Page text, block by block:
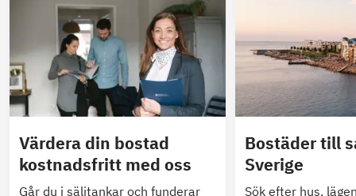
Värdera din bostad
kostnadsfritt med oss
Går du i säljtankar och funderar
Bostäder till
Sverige
Sök efter hus,